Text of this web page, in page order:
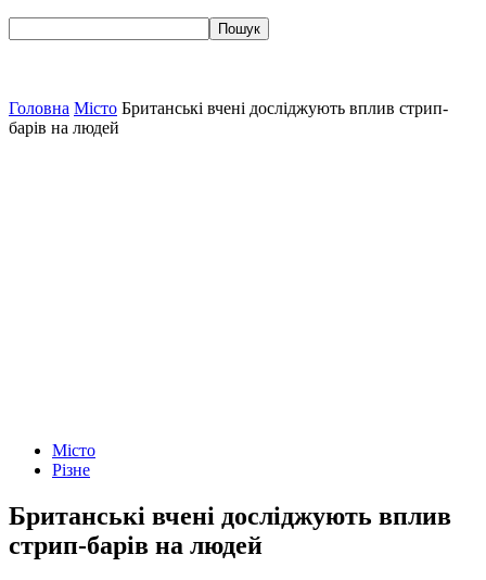
Головна Місто Британські вчені досліджують вплив стрип-
барів на людей
Місто
Різне
Британські вчені досліджують вплив
стрип-барів на людей